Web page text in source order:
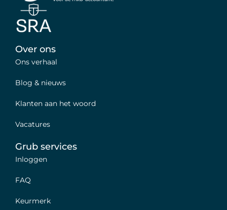
Over ons
Ons verhaal
Blog & nieuws
Klanten aan het woord
Vacatures
Grub services
Inloggen
FAQ
Keurmerk